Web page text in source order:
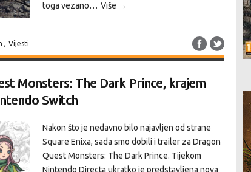
toga vezano… Više →
, Vijesti
Monsters: The Dark Prince, krajem
Switch
Nakon što je nedavno bilo najavljen od strane
Square Enixa, sada smo dobili i trailer za Dragon
Quest Monsters: The Dark Prince. Tijekom
Nintendo Directa ukratko je predstavljena nova